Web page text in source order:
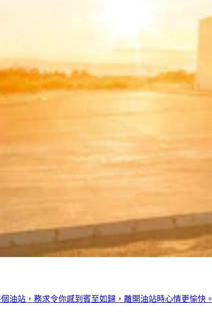
油站，務求令你感到賓至如歸，離開油站時心情更愉快。